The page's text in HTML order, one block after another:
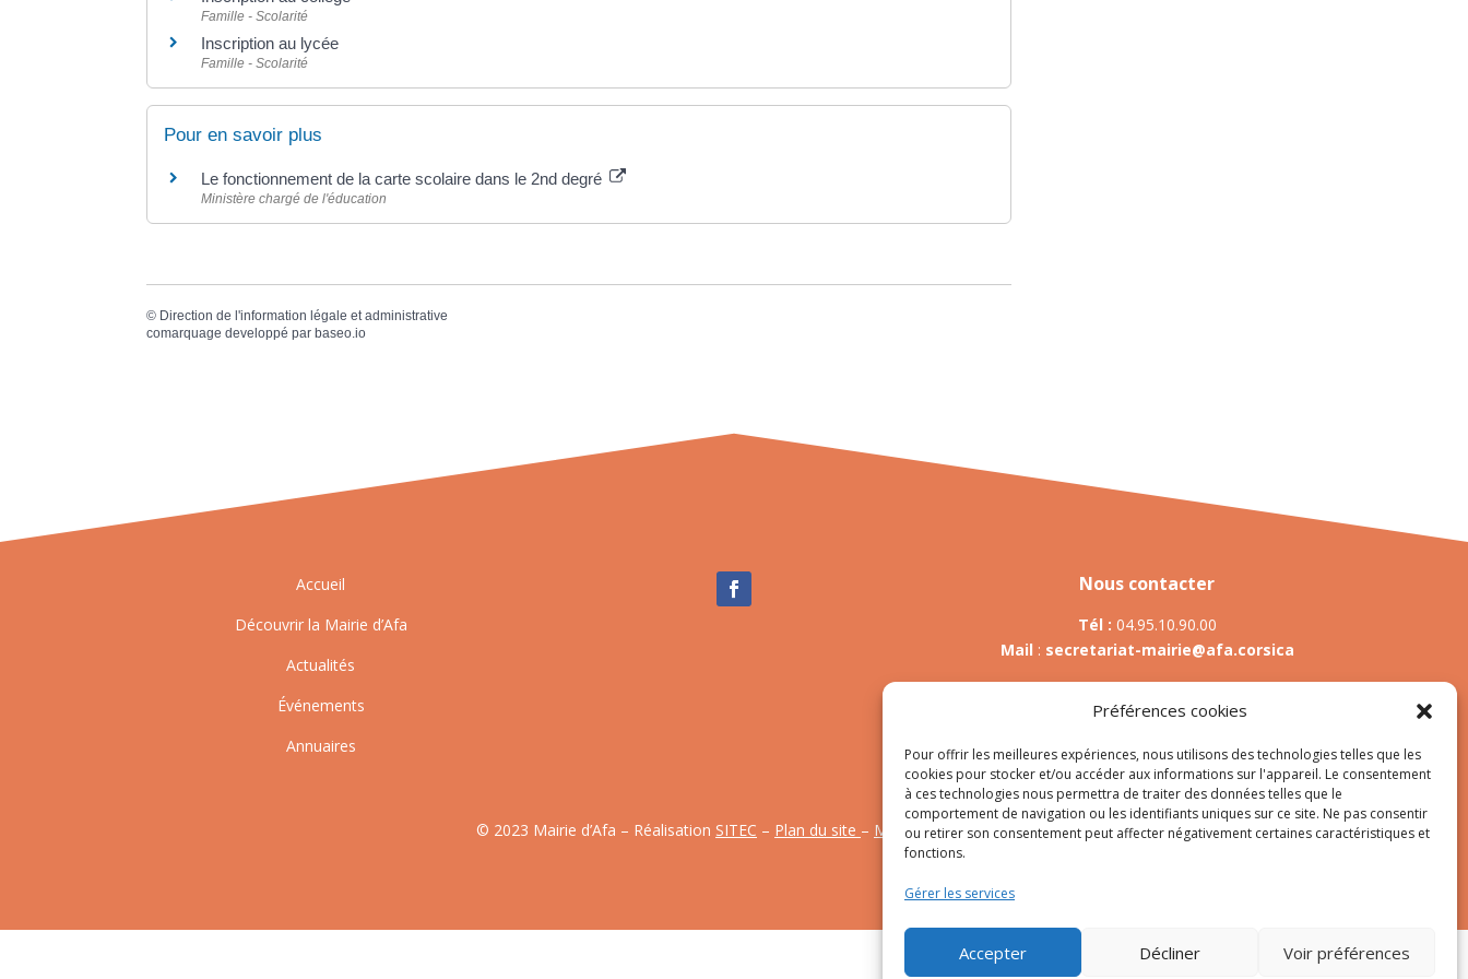
Préférences cookies
Pour offrir les meilleures expériences, nous utilisons des technologies telles que les
cookies pour stocker et/ou accéder aux informations sur l'appareil. Le consentement
à ces technologies nous permettra de traiter des données telles que le
comportement de navigation ou les identifiants uniques sur ce site. Ne pas consentir
ou retirer son consentement peut affecter négativement certaines caractéristiques et
fonctions.
Gérer les services
Accepter Décliner Voir préférences
Famille - Scolarité
Inscription au lycée
Famille - Scolarité
Pour en savoir plus
Le fonctionnement de la carte scolaire dans le 2nd degré
Ministère chargé de l'éducation
© Direction de l'information légale et administrative
comarquage developpé par baseo.io
Accueil
Découvrir la Mairie d’Afa
Actualités
Événements
Annuaires
Nous contacter
Tél : 04.95.10.90.00
Mail : secretariat-mairie@afa.corsica
785 Strada d’Afà – Merria 20167 Afa
© 2023 Mairie d’Afa – Réalisation SITEC – Plan du site – Mention Légales